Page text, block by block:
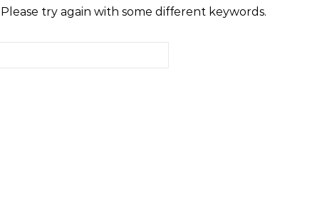
try again with some different keywords.